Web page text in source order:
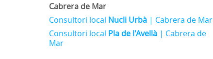
Cabrera de Mar
Consultori local Nucli Urbà| Cabrera de Mar
Consultori local Pla de l'Avellà| Cabrera de
Mar